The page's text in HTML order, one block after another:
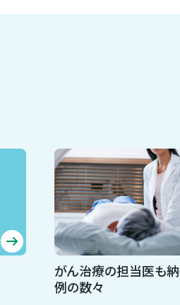
がん治療の担当医も
例の数々